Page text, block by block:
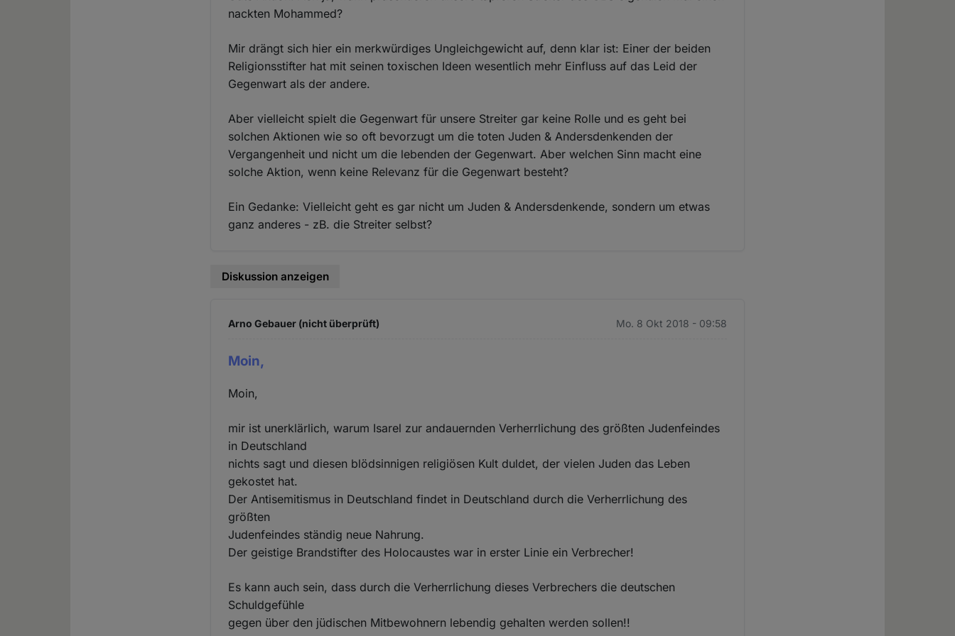
nackten Mohammed?
Mir drängt sich hier ein merkwürdiges Ungleichgewicht auf, denn klar ist: Einer der beiden
Religionsstifter hat mit seinen toxischen Ideen wesentlich mehr Einfluss auf das Leid der
Gegenwart als der andere.
Aber vielleicht spielt die Gegenwart für unsere Streiter gar keine Rolle und es geht bei
solchen Aktionen wie so oft bevorzugt um die toten Juden & Andersdenkenden der
Vergangenheit und nicht um die lebenden der Gegenwart. Aber welchen Sinn macht eine
solche Aktion, wenn keine Relevanz für die Gegenwart besteht?
Ein Gedanke: Vielleicht geht es gar nicht um Juden & Andersdenkende, sondern um etwas
ganz anderes - zB. die Streiter selbst?
Diskussion anzeigen
Arno Gebauer (nicht überprüft) Mo. 8 Okt 2018 - 09:58
Moin,
Moin,
mir ist unerklärlich, warum Isarel zur andauernden Verherrlichung des größten Judenfeindes
in Deutschland
nichts sagt und diesen blödsinnigen religiösen Kult duldet, der vielen Juden das Leben
gekostet hat.
Der Antisemitismus in Deutschland findet in Deutschland durch die Verherrlichung des
größten
Judenfeindes ständig neue Nahrung.
Der geistige Brandstifter des Holocaustes war in erster Linie ein Verbrecher!
Es kann auch sein, dass durch die Verherrlichung dieses Verbrechers die deutschen
Schuldgefühle
gegen über den jüdischen Mitbewohnern lebendig gehalten werden sollen!!